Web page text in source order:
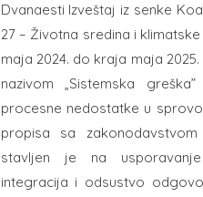
Dvanaesti Izveštaj iz senke
27 – Životna sredina i
maja 2024. do kraja maja
nazivom „Sistemska
procesne nedostatke u
propisa sa
stavljen je na
integracija i odsustvo